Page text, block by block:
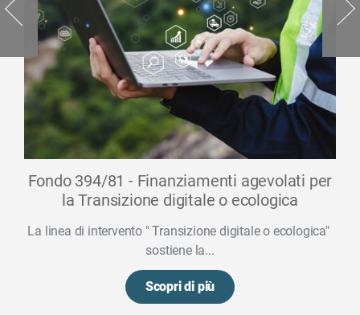
Fondo 394/81 - Finanziamenti agevolati per
la Transizione digitale o ecologica
La linea di intervento " Transizione digitale o ecologica"
sostiene la...
Scopri di più